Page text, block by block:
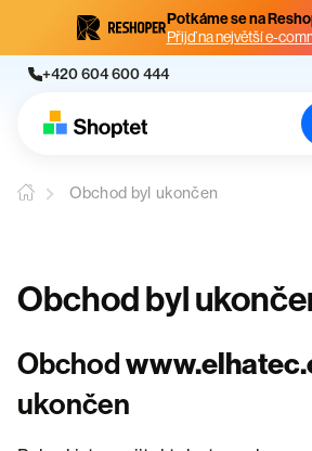
Potkáme se na
Přijď na největší e-
+420 604 600 444
Obchod byl ukončen
Obchod byl
Obchod
ukončen